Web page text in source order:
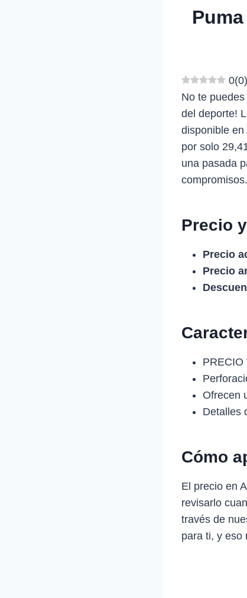
0(0)
No te
del deporte!
disponible
por solo
una pasada
compromisos.
Precio
Precio
Precio
PRECIO
Ofrecen
Detalles
Cómo
El precio en
revisarlo
través de
para ti, y eso